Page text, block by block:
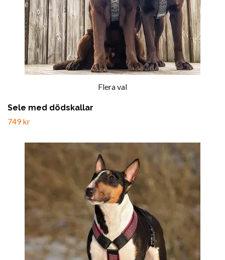
Flera val
Sele med dödskallar
749 kr